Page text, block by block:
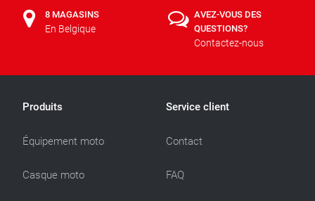
8 MAGASINS
En Belgique
AVEZ-VOUS DES
QUESTIONS?
Contactez-nous
Produits
Équipement moto
Casque moto
Service client
Contact
FAQ